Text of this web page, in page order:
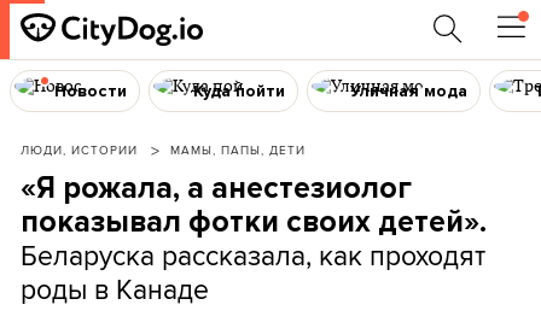
Новости Куда пойти Уличная мода
ЛЮДИ, ИСТОРИИ МАМЫ, ПАПЫ, ДЕТИ
«Я рожала, а анестезиолог
показывал фотки своих детей».
Беларуска рассказала, как проходят
роды в Канаде